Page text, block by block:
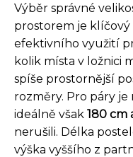
Výběr správné
prostorem je
efektivního využití
kolik místa v ložnici
spíše prostornější
rozměry. Pro páry je
ideálně však 180 cm
nerušili. Délka
výška vyššího z